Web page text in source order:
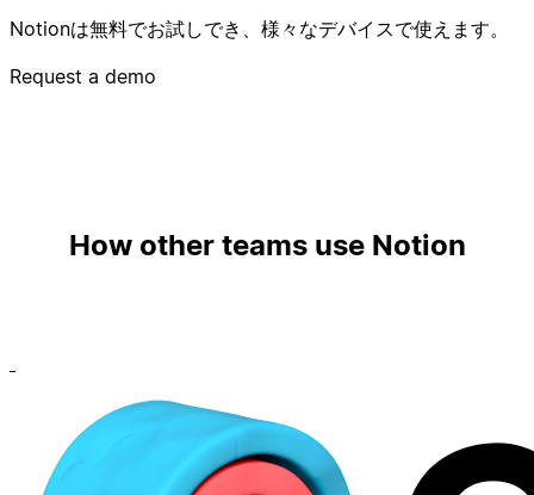
Notionは無料でお試しでき、様々なデバイスで使えます。
Request a demo
How other teams use Notion